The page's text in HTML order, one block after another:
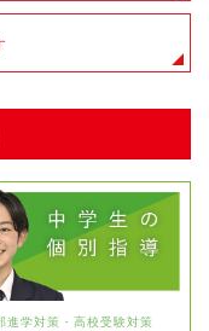
進学対策・高校受験対策